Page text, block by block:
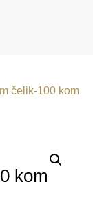
čelik-100 kom
kom